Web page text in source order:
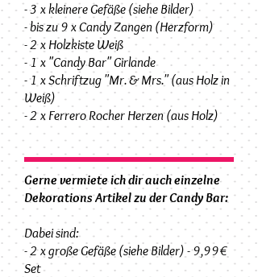
- 3 x kleinere Gefäße (siehe Bilder)
- bis zu 9 x Candy Zangen (Herzform)
- 2 x Holzkiste Weiß
- 1 x "Candy Bar" Girlande
- 1 x Schriftzug "Mr. & Mrs." (aus Holz in
Weiß)
- 2 x Ferrero Rocher Herzen (aus Holz)
Gerne vermiete ich dir auch einzelne
Dekorations Artikel zu der Candy Bar:
Dabei sind:
- 2 x große Gefäße (siehe Bilder) - 9,99€
Set